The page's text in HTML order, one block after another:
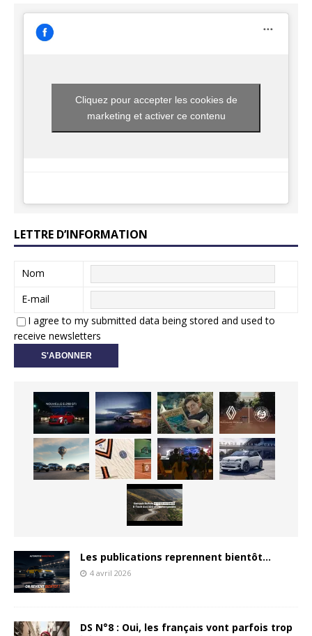
Cliquez pour accepter les cookies de
marketing et activer ce contenu
LETTRE D’INFORMATION
Nom
E-mail
I agree to my submitted data being stored and used to
receive newsletters
Les publications reprennent bientôt…
4 avril 2026
DS N°8 : Oui, les français vont parfois trop